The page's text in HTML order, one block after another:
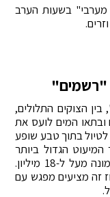
בשעות הערב
"רשמים"
הצוקים התלולים,
המים לועס את
בתוך טבע שופע
הגדול ביותר
בסין, הוא מיעוט הג'ואנג, שאוכלוסייתו מונה מעל ל-18 מיליון.
זה מציעים מפגש עם